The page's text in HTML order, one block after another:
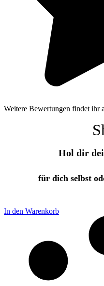
Weitere Bewertungen findet ihr
Hol dir
für dich selbst
In den Warenkorb